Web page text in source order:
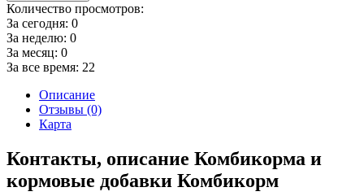
Количество просмотров:
За сегодня: 0
За неделю: 0
За месяц: 0
За все время: 22
Описание
Отзывы (0)
Карта
Контакты, описание Комбикорма и
кормовые добавки Комбикорм